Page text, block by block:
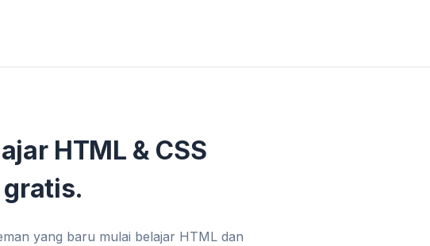
HTML & CSS
yang baru mulai belajar HTML dan